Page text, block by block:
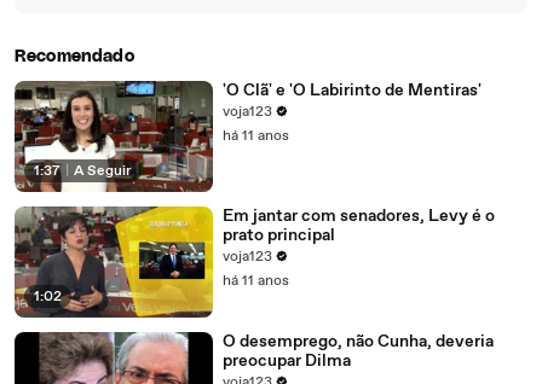
Recomendado
1:37 A Seguir
'O Clã' e 'O Labirinto de Mentiras'
voja123
há 11 anos
1:02
Em jantar com senadores, Levy é o
prato principal
voja123
há 11 anos
O desemprego, não Cunha, deveria
preocupar Dilma